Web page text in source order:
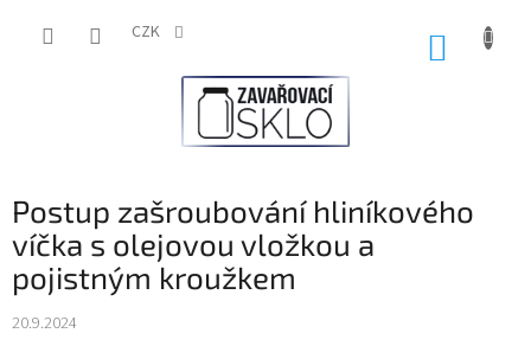
CZK
Postup zašroubování hliníkového
víčka s olejovou vložkou a
pojistným kroužkem
20.9.2024